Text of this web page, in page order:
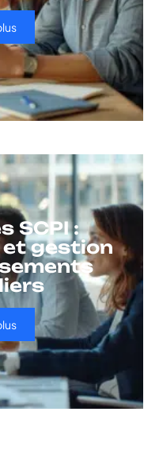
SCPI :
gestion